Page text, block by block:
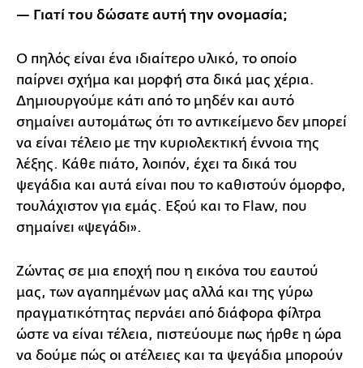
— Γιατί του δώσατε αυτή την ονομασία;
Ο πηλός είναι ένα ιδιαίτερο υλικό, το οποίο
παίρνει σχήμα και μορφή στα δικά μας χέρια.
Δημιουργούμε κάτι από το μηδέν και αυτό
σημαίνει αυτομάτως ότι το αντικείμενο δεν μπορεί
να είναι τέλειο με την κυριολεκτική έννοια της
λέξης. Κάθε πιάτο, λοιπόν, έχει τα δικά του
ψεγάδια και αυτά είναι που το καθιστούν όμορφο,
τουλάχιστον για εμάς. Εξού και το Flaw, που
σημαίνει «ψεγάδι».
Ζώντας σε μια εποχή που η εικόνα του εαυτού
μας, των αγαπημένων μας αλλά και της γύρω
πραγματικότητας περνάει από διάφορα φίλτρα
ώστε να είναι τέλεια, πιστεύουμε πως ήρθε η ώρα
να δούμε πώς οι ατέλειες και τα ψεγάδια μπορούν